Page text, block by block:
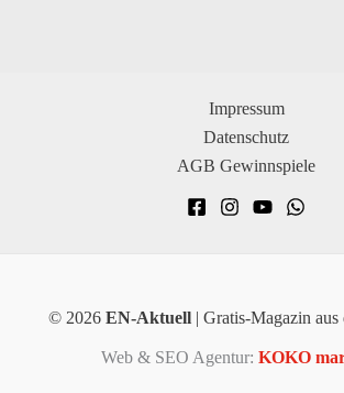
Impressum
Datenschutz
AGB Gewinnspiele
© 2026 EN-Aktuell | Gratis-Magazin
Web & SEO Agentur: KOKO